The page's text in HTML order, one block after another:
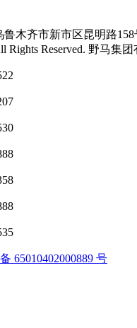
木齐市新市区昆明路158
Rights Reserved. 野马集
65010402000889 号